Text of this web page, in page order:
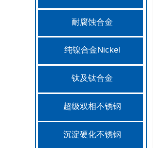
耐腐蚀合金
纯镍合金Nickel
钛及钛合金
超级双相不锈钢
沉淀硬化不锈钢